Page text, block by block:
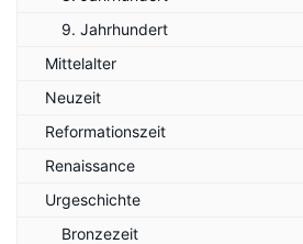
9. Jahrhundert
Mittelalter
Neuzeit
Reformationszeit
Renaissance
Urgeschichte
Bronzezeit